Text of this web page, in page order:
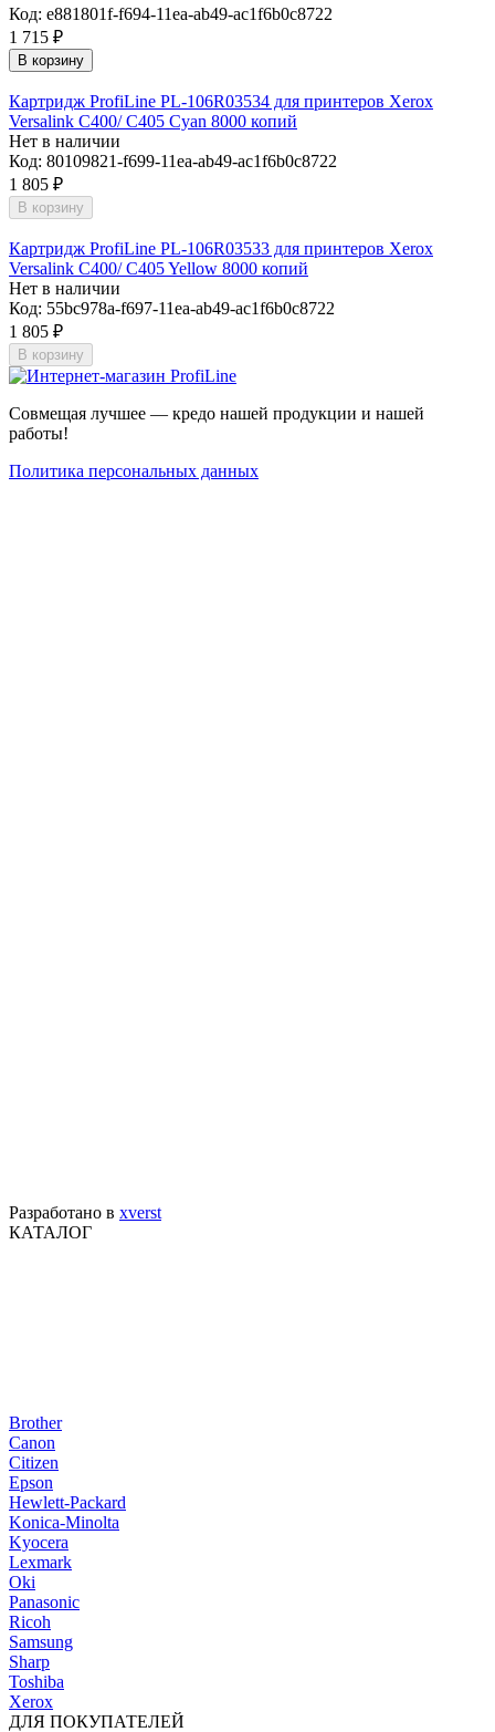
Код: e881801f-f694-11ea-ab49-ac1f6b0c8722
1 715 ₽
В корзину
Картридж ProfiLine PL-106R03534 для принтеров Xerox
Versalink C400/ C405 Cyan 8000 копий
Нет в наличии
Код: 80109821-f699-11ea-ab49-ac1f6b0c8722
1 805 ₽
В корзину
Картридж ProfiLine PL-106R03533 для принтеров Xerox
Versalink C400/ C405 Yellow 8000 копий
Нет в наличии
Код: 55bc978a-f697-11ea-ab49-ac1f6b0c8722
1 805 ₽
В корзину
Совмещая лучшее — кредо нашей продукции и нашей
работы!
Политика персональных данных
Разработано в xverst
КАТАЛОГ
Brother
Canon
Citizen
Epson
Hewlett-Packard
Konica-Minolta
Kyocera
Lexmark
Oki
Panasonic
Ricoh
Samsung
Sharp
Toshiba
Xerox
ДЛЯ ПОКУПАТЕЛЕЙ